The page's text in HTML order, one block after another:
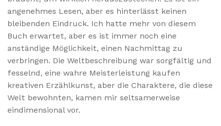
angenehmes Lesen, aber es hinterlässt keinen
bleibenden Eindruck. Ich hatte mehr von diesem
Buch erwartet, aber es ist immer noch eine
anständige Möglichkeit, einen Nachmittag zu
verbringen. Die Weltbeschreibung war sorgfältig und
fesselnd, eine wahre Meisterleistung kaufen
kreativen Erzählkunst, aber die Charaktere, die diese
Welt bewohnten, kamen mir seltsamerweise
eindimensional vor.